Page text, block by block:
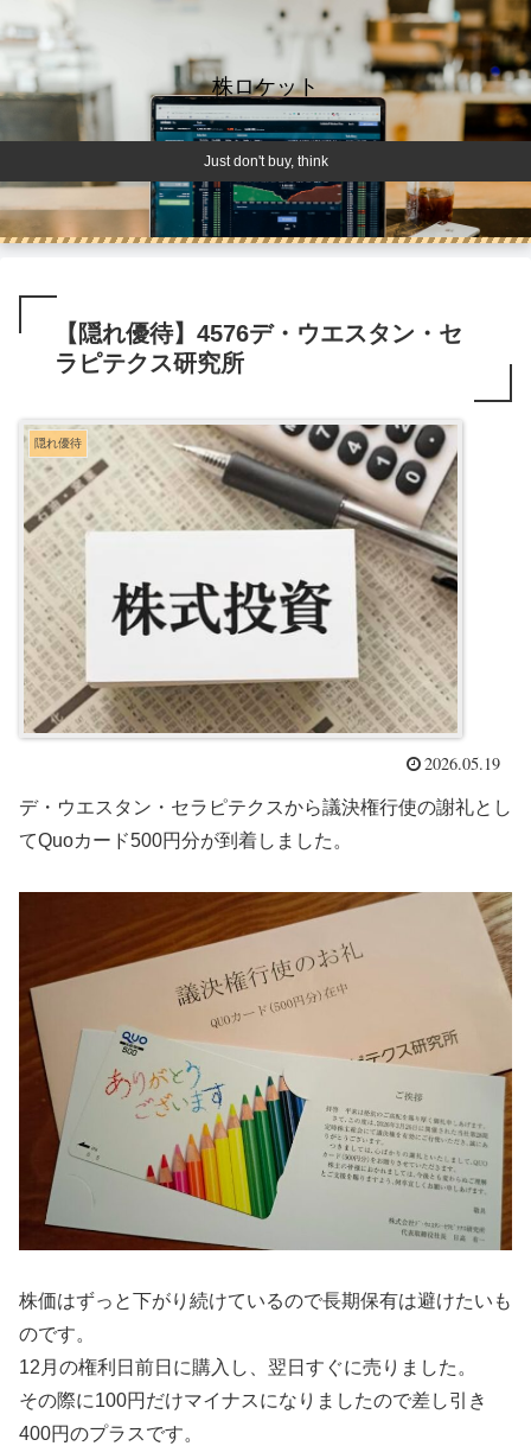
株ロケット
Just don't buy, think
【隠れ優待】4576デ・ウエスタン・セ
ラピテクス研究所
隠れ優待
2026.05.19
デ・ウエスタン・セラピテクスから議決権行使の謝礼とし
てQuoカード500円分が到着しました。
株価はずっと下がり続けているので長期保有は避けたいも
のです。
12月の権利日前日に購入し、翌日すぐに売りました。
その際に100円だけマイナスになりましたので差し引き
400円のプラスです。